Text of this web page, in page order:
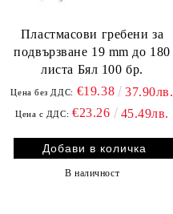
Пластмасови гребени за
подвързване 19 mm до 180
листа Бял 100 бр.
Цена без ДДС: €19.38 37.90лв.
Цена с ДДС: €23.26 45.49лв.
В наличност